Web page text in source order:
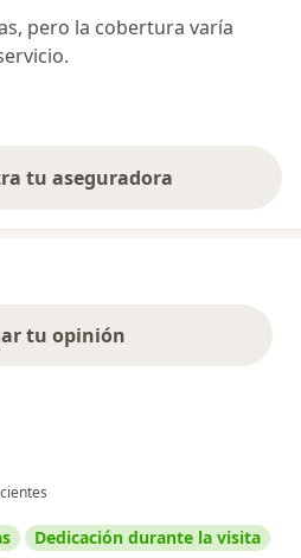
pero la cobertura varía
tu aseguradora
tu opinión
Dedicación durante la visita